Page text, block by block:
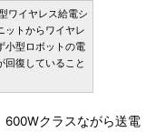
ワイヤレス給電シ
ットからワイヤレ
小型ロボットの電
回復していること
クラスながら送電